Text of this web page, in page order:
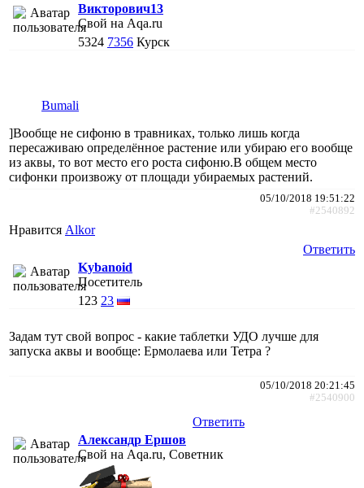
Викторович13
Свой на Aqa.ru
5324 7356 Курск
Bumali
]Вообще не сифоню в травниках, только лишь когда
пересаживаю определённое растение или убираю его вообще
из аквы, то вот место его роста сифоню.В общем место
сифонки произвожу от площади убираемых растений.
05/10/2018 19:51:22
#2540892
Нравится Alkor
Ответить
Kybanoid
Посетитель
123 23
Задам тут свой вопрос - какие таблетки УДО лучше для
запуска аквы и вообще: Ермолаева или Тетра ?
05/10/2018 20:21:45
#2540900
Ответить
Александр Ершов
Свой на Aqa.ru, Советник